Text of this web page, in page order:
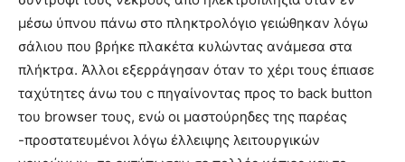
μέσω ύπνου πάνω στο πληκτρολόγιο γειώθηκαν λόγω
σάλιου που βρήκε πλακέτα κυλώντας ανάμεσα στα
πλήκτρα. Άλλοι εξερράγησαν όταν το χέρι τους έπιασε
ταχύτητες άνω του c πηγαίνοντας προς το back button
του browser τους, ενώ οι μαστούρηδες της παρέας
-προστατευμένοι λόγω έλλειψης λειτουργικών